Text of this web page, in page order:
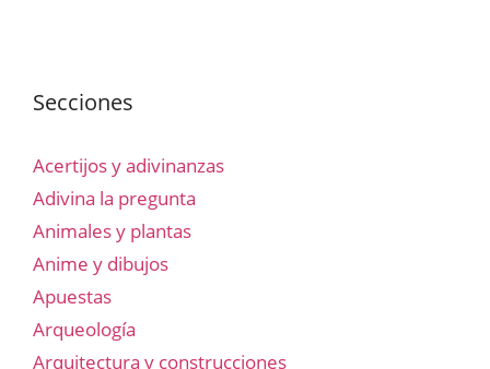
Secciones
Acertijos y adivinanzas
Adivina la pregunta
Animales y plantas
Anime y dibujos
Apuestas
Arqueología
Arquitectura y construcciones